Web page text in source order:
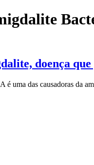
doença
é uma das causadoras da